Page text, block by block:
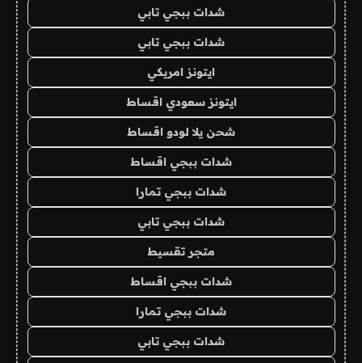
شدات ببجي تابي
شدات ببجي تابي
ايتونز امريكي
ايتونز سعودي اقساط
شحن يلا لودو اقساط
شدات ببجي اقساط
شدات ببجي تمارا
شدات ببجي تابي
متجر تقسيط
شدات ببجي اقساط
شدات ببجي تمارا
شدات ببجي تابي